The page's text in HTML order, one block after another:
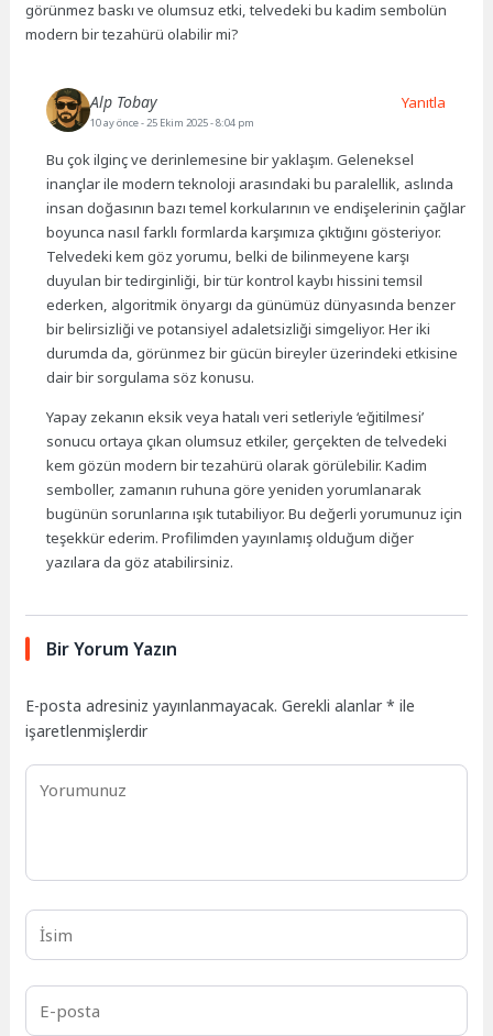
görünmez baskı ve olumsuz etki, telvedeki bu kadim sembolün
modern bir tezahürü olabilir mi?
Alp Tobay
10 ay önce- 25 Ekim 2025 - 8:04 pm
Bu çok ilginç ve derinlemesine bir yaklaşım. Geleneksel
inançlar ile modern teknoloji arasındaki bu paralellik, aslında
insan doğasının bazı temel korkularının ve endişelerinin çağlar
boyunca nasıl farklı formlarda karşımıza çıktığını gösteriyor.
Telvedeki kem göz yorumu, belki de bilinmeyene karşı
duyulan bir tedirginliği, bir tür kontrol kaybı hissini temsil
ederken, algoritmik önyargı da günümüz dünyasında benzer
bir belirsizliği ve potansiyel adaletsizliği simgeliyor. Her iki
durumda da, görünmez bir gücün bireyler üzerindeki etkisine
dair bir sorgulama söz konusu.
Yapay zekanın eksik veya hatalı veri setleriyle ‘eğitilmesi’
sonucu ortaya çıkan olumsuz etkiler, gerçekten de telvedeki
kem gözün modern bir tezahürü olarak görülebilir. Kadim
semboller, zamanın ruhuna göre yeniden yorumlanarak
bugünün sorunlarına ışık tutabiliyor. Bu değerli yorumunuz için
teşekkür ederim. Profilimden yayınlamış olduğum diğer
yazılara da göz atabilirsiniz.
Yanıtla
Bir Yorum Yazın
E-posta adresiniz yayınlanmayacak. Gerekli alanlar* ile
işaretlenmişlerdir